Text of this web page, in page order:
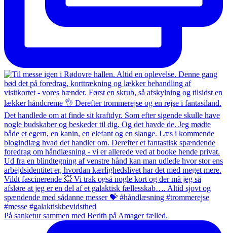
På sanketur sammen med Berith på Amager fælled.